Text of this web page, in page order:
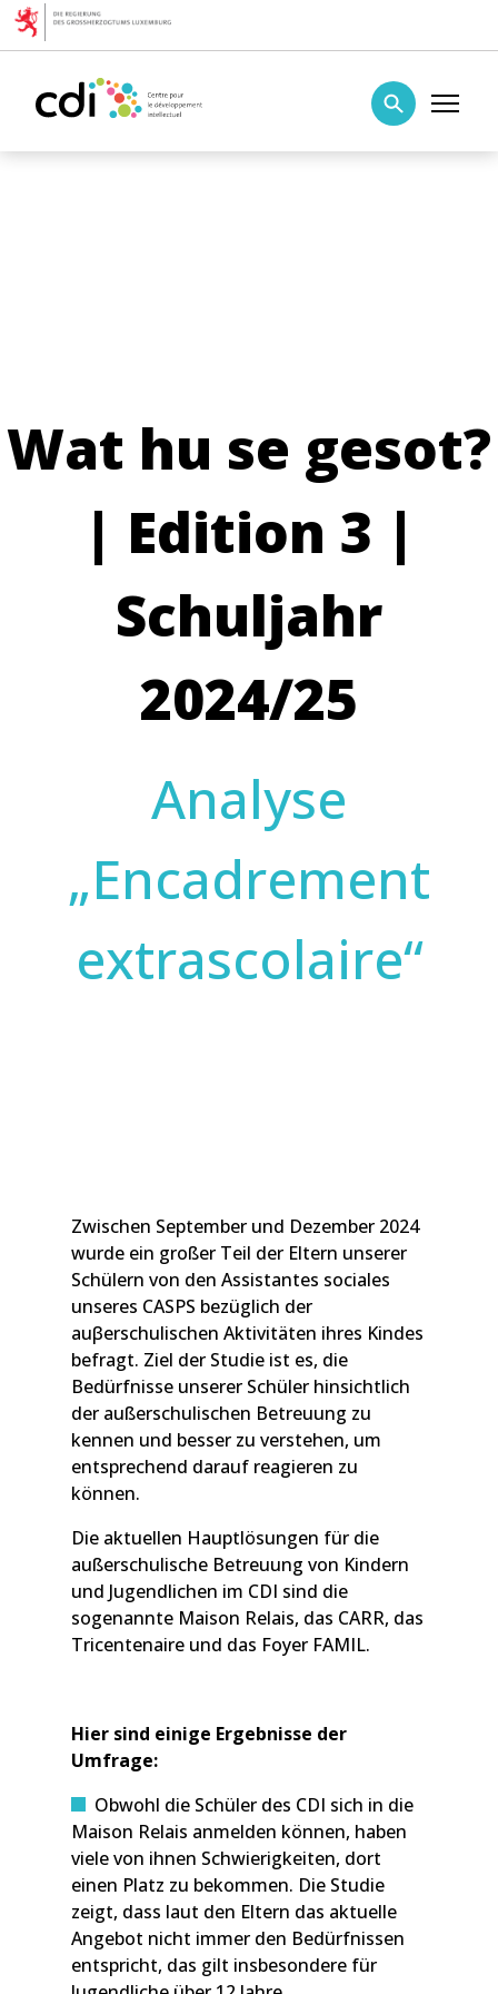
Skip to content
Wat hu se gesot?
| Edition 3 |
Schuljahr
2024/25
Analyse
„Encadrement
extrascolaire“
Zwischen September und Dezember 2024
wurde ein großer Teil der Eltern unserer
Schülern von den Assistantes sociales
unseres CASPS bezüglich der
auβerschulischen Aktivitäten ihres Kindes
befragt. Ziel der Studie ist es, die
Bedürfnisse unserer Schüler hinsichtlich
der außerschulischen Betreuung zu
kennen und besser zu verstehen, um
entsprechend darauf reagieren zu
können.
Die aktuellen Hauptlösungen für die
außerschulische Betreuung von Kindern
und Jugendlichen im CDI sind die
sogenannte Maison Relais, das CARR, das
Tricentenaire und das Foyer FAMIL.
Hier sind einige Ergebnisse der
Umfrage:
Obwohl die Schüler des CDI sich in die
Maison Relais anmelden können, haben
viele von ihnen Schwierigkeiten, dort
einen Platz zu bekommen. Die Studie
zeigt, dass laut den Eltern das aktuelle
Angebot nicht immer den Bedürfnissen
entspricht, das gilt insbesondere für